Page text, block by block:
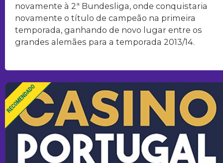
novamente à 2ª Bundesliga, onde conquistaria
novamente o título de campeão na primeira
temporada, ganhando de novo lugar entre os
grandes alemães para a temporada 2013/14.